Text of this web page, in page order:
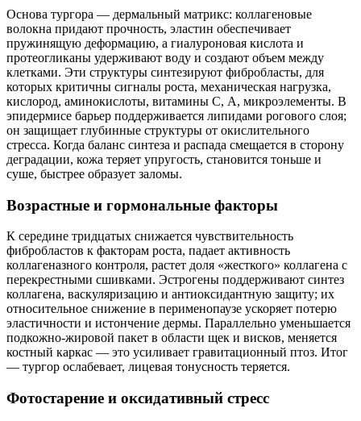
Основа тургора — дермальный матрикс: коллагеновые
волокна придают прочность, эластин обеспечивает
пружинящую деформацию, а гиалуроновая кислота и
протеогликаны удерживают воду и создают объем между
клетками. Эти структуры синтезируют фибробласты, для
которых критичны сигналы роста, механическая нагрузка,
кислород, аминокислоты, витамины С, А, микроэлементы. В
эпидермисе барьер поддерживается липидами рогового слоя;
он защищает глубинные структуры от окислительного
стресса. Когда баланс синтеза и распада смещается в сторону
деградации, кожа теряет упругость, становится тоньше и
суше, быстрее образует заломы.
Возрастные и гормональные факторы
К середине тридцатых снижается чувствительность
фибробластов к факторам роста, падает активность
коллагеназного контроля, растет доля «жесткого» коллагена с
перекрестными сшивками. Эстрогены поддерживают синтез
коллагена, васкуляризацию и антиоксидантную защиту; их
относительное снижение в перименопаузе ускоряет потерю
эластичности и истончение дермы. Параллельно уменьшается
подкожно‑жировой пакет в области щек и висков, меняется
костный каркас — это усиливает гравитационный птоз. Итог
— тургор ослабевает, лицевая тонусность теряется.
Фотостарение и оксидативный стресс